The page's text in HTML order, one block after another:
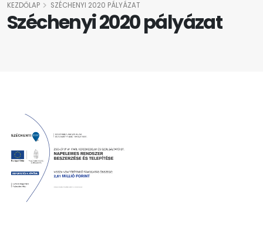
Széchenyi 2020 pályázat
KEZDŐLAP SZÉCHENYI 2020 PÁLYÁZAT